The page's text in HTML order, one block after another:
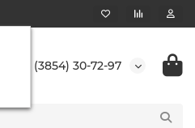
+7 (3854) 30-72-97